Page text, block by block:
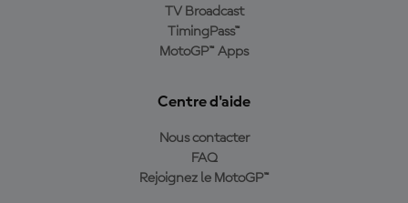
TV Broadcast
TimingPass™
MotoGP™ Apps
Centre d'aide
Nous contacter
FAQ
Rejoignez le MotoGP™